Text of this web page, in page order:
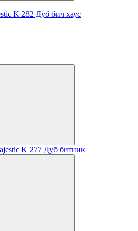
K 282 Дуб бич хаус